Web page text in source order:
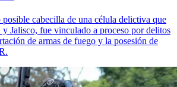
posible cabecilla de una célula delictiva que
Jalisco, fue vinculado a proceso por delitos
de armas de fuego y la posesión de